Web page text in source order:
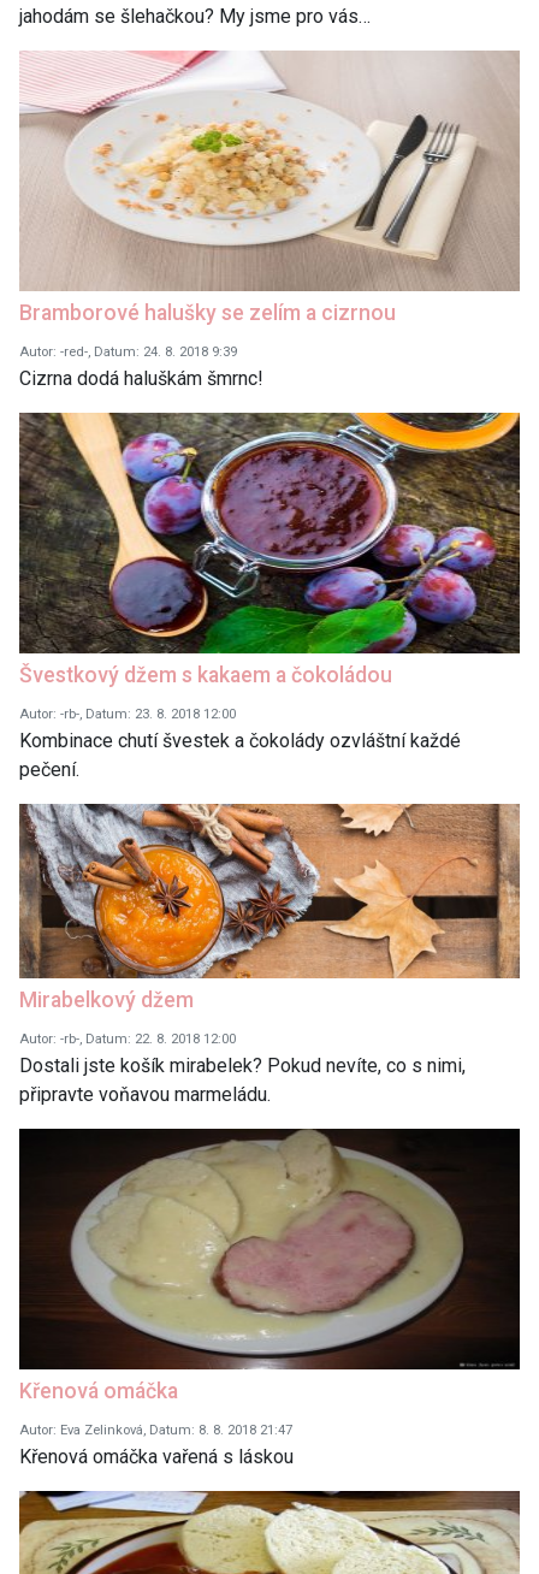
jahodám se šlehačkou? My jsme pro vás…
Bramborové halušky se zelím a cizrnou
Autor: -red-, Datum: 24. 8. 2018 9:39
Cizrna dodá haluškám šmrnc!
Švestkový džem s kakaem a čokoládou
Autor: -rb-, Datum: 23. 8. 2018 12:00
Kombinace chutí švestek a čokolády ozvláštní každé
pečení.
Mirabelkový džem
Autor: -rb-, Datum: 22. 8. 2018 12:00
Dostali jste košík mirabelek? Pokud nevíte, co s nimi,
připravte voňavou marmeládu.
Křenová omáčka
Autor: Eva Zelinková, Datum: 8. 8. 2018 21:47
Křenová omáčka vařená s láskou